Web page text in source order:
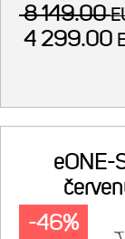
8 149.00
4 299.00
eONE-
-46%